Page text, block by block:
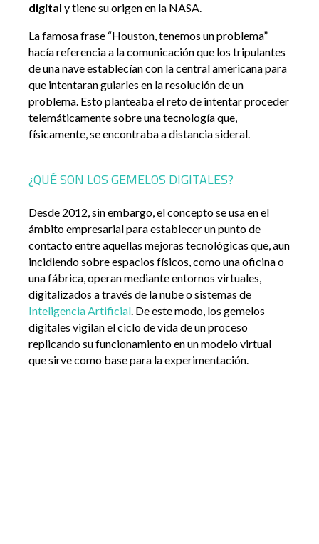
digital y tiene su origen en la NASA.
La famosa frase “Houston, tenemos un problema”
hacía referencia a la comunicación que los tripulantes
de una nave establecían con la central americana para
que intentaran guiarles en la resolución de un
problema. Esto planteaba el reto de intentar proceder
telemáticamente sobre una tecnología que,
físicamente, se encontraba a distancia sideral.
¿QUÉ SON LOS GEMELOS DIGITALES?
Desde 2012, sin embargo, el concepto se usa en el
ámbito empresarial para establecer un punto de
contacto entre aquellas mejoras tecnológicas que, aun
incidiendo sobre espacios físicos, como una oficina o
una fábrica, operan mediante entornos virtuales,
digitalizados a través de la nube o sistemas de
Inteligencia Artificial. De este modo, los gemelos
digitales vigilan el ciclo de vida de un proceso
replicando su funcionamiento en un modelo virtual
que sirve como base para la experimentación.